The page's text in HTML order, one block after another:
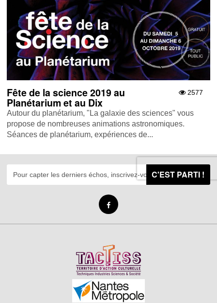
2577
Fête de la science 2019 au
Planétarium et au Dix
Autour du planétarium, "La galaxie des sciences" vous
propose de nombreuses animations astronomiques.
Séances de planétarium, expériences de...
C'EST PARTI !